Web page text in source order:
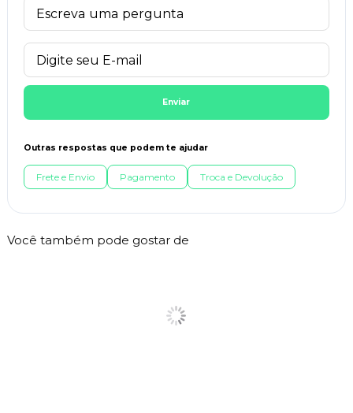
Enviar
Outras respostas que podem te ajudar
Frete e Envio Pagamento Troca e Devolução
Você também pode gostar de